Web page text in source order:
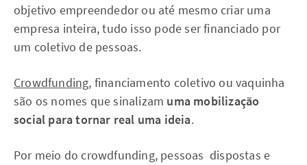
objetivo empreendedor ou até mesmo criar uma
empresa inteira, tudo isso pode ser financiado por
um coletivo de pessoas.
Crowdfunding, financiamento coletivo ou vaquinha
são os nomes que sinalizam uma mobilização
social para tornar real uma ideia.
Por meio do crowdfunding, pessoas dispostas e